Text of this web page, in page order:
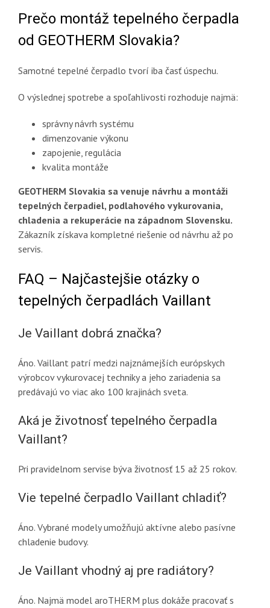
Prečo montáž tepelného čerpadla
od GEOTHERM Slovakia?
Samotné tepelné čerpadlo tvorí iba časť úspechu.
O výslednej spotrebe a spoľahlivosti rozhoduje najmä:
správny návrh systému
dimenzovanie výkonu
zapojenie, regulácia
kvalita montáže
GEOTHERM Slovakia sa venuje návrhu a montáži
tepelných čerpadiel, podlahového vykurovania,
chladenia a rekuperácie na západnom Slovensku.
Zákazník získava kompletné riešenie od návrhu až po
servis.
FAQ – Najčastejšie otázky o
tepelných čerpadlách Vaillant
Je Vaillant dobrá značka?
Áno. Vaillant patrí medzi najznámejších európskych
výrobcov vykurovacej techniky a jeho zariadenia sa
predávajú vo viac ako 100 krajinách sveta.
Aká je životnosť tepelného čerpadla
Vaillant?
Pri pravidelnom servise býva životnosť 15 až 25 rokov.
Vie tepelné čerpadlo Vaillant chladiť?
Áno. Vybrané modely umožňujú aktívne alebo pasívne
chladenie budovy.
Je Vaillant vhodný aj pre radiátory?
Áno. Najmä model aroTHERM plus dokáže pracovať s